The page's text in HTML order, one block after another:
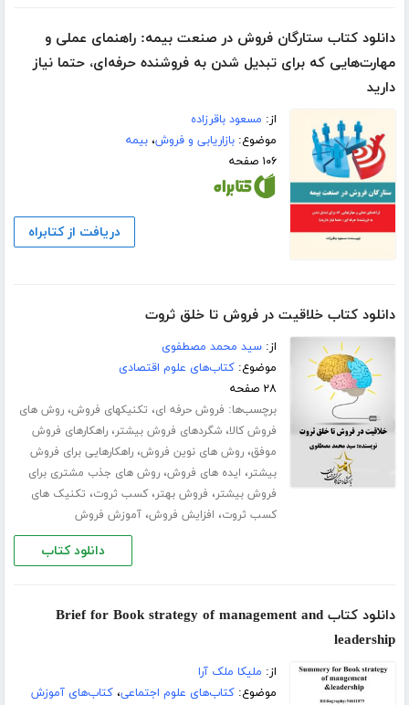
دانلود کتاب ستارگان فروش در صنعت بیمه: راهنمای عملی و
مهارت‌هایی که برای تبدیل شدن به فروشنده حرفه‌ای، حتما نیاز
دارید
از: مسعود باقرزاده
موضوع:بازاریابی و فروش،بیمه
۱۰۶ صفحه
دریافت از کتابراه
دانلود کتاب خلاقیت در فروش تا خلق ثروت
از:سید محمد مصطفوی
موضوع:کتاب‌های علوم اقتصادی
۲۸ صفحه
برچسب‌ها: فروش حرفه ای، تکنیکهای فروش،روش های
فروش کالا،شگردهای فروش بیشتر،راهکارهای فروش
موفق،روش های نوین فروش،راهکارهایی برای فروش
بیشتر، ایده های فروش،روش های جذب مشتری برای
فروش بیشتر، فروش بهتر،کسب ثروت، تکنیک های
کسب ثروت، افزایش فروش،آموزش فروش
دانلود کتاب
دانلود کتاب Brief for Book strategy of management and
leadership
از: ملیکا ملک آرا
موضوع:کتاب‌های علوم اجتماعی،کتاب‌های آموزش